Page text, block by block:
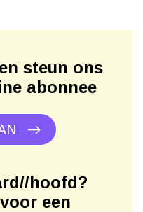
steun ons
abonnee
hoofd?
een